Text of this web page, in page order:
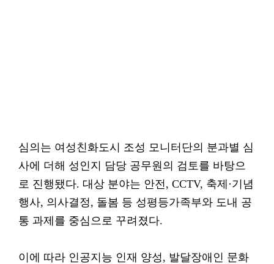
심의는 여성친화도시 조성 모니터단의 분과별 심
사에 더해 성인지 담당 공무원의 검토를 바탕으
로 진행됐다. 대상 분야는 안전, CCTV, 축제·기념
행사, 의사결정, 돌봄 등 성평등가족부와 도내 공
통 과제를 중심으로 꾸려졌다.
이에 따라 인공지능 인재 양성, 발달장애인 문화